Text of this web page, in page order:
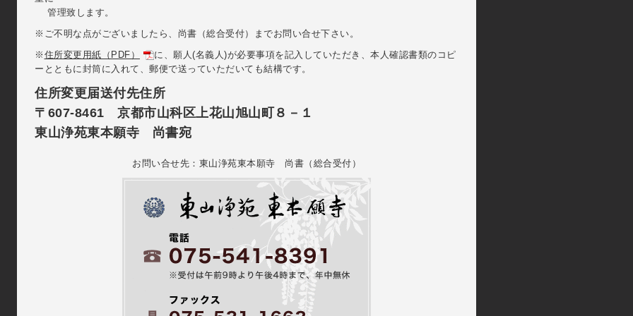
管理致します。
※ご不明な点がございましたら、尚書（総合受付）までお問い合せ下さい。
※ 住所変更用紙（PDF）
に、願人(名義人)が必要事項を記入していただき、本人確認書類のコピ
ーとともに封筒に入れて、郵便で送っていただいても結構です。
住所変更届送付先住所
〒607-8461 京都市山科区上花山旭山町８－１
東山浄苑東本願寺 尚書宛
お問い合せ先：東山浄苑東本願寺 尚書（総合受付）